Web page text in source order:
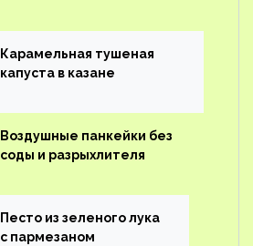
Карамельная тушеная
капуста в казане
Воздушные панкейки без
соды и разрыхлителя
Песто из зеленого лука
с пармезаном